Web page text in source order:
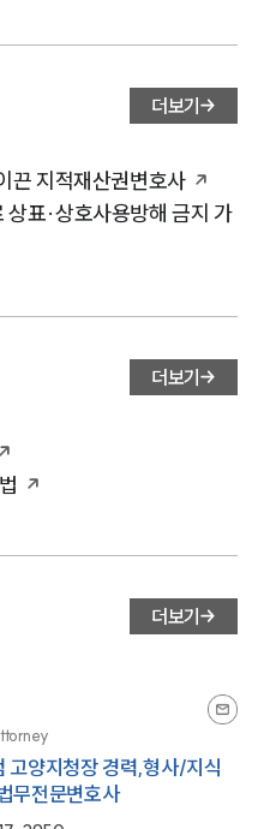
더보기
끈 지적재산권변호사
표·상호사용방해 금지 가
더보기
더보기
고양지청장 경력,형사/지식
무전문변호사